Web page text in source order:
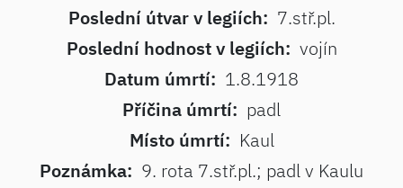
Poslední útvar v legiích: 7.stř.pl.
Poslední hodnost v legiích: vojín
Datum úmrtí: 1.8.1918
Příčina úmrtí: padl
Místo úmrtí: Kaul
Poznámka: 9. rota 7.stř.pl.; padl v Kaulu